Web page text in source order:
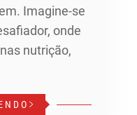
Imagine-se
onde
nutrição,